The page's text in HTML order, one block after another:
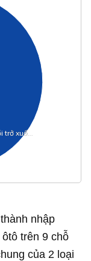
trở xuố…
trở xuố…
nhập
trên 9 chỗ
của 2 loại